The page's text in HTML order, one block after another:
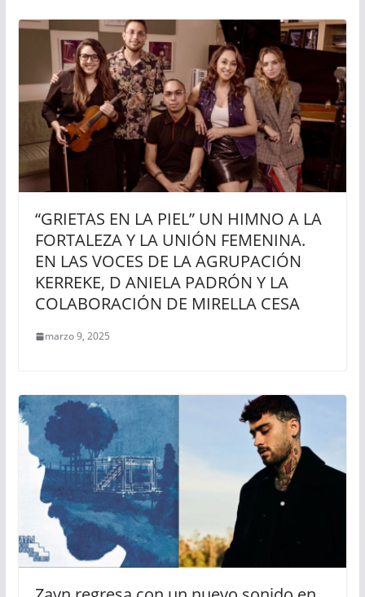
“GRIETAS EN LA PIEL” UN HIMNO A LA
FORTALEZA Y LA UNIÓN FEMENINA.
EN LAS VOCES DE LA AGRUPACIÓN
KERREKE, D ANIELA PADRÓN Y LA
COLABORACIÓN DE MIRELLA CESA
marzo 9, 2025